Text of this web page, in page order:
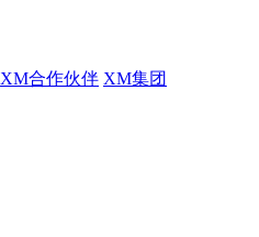
XM合作伙伴 XM集团